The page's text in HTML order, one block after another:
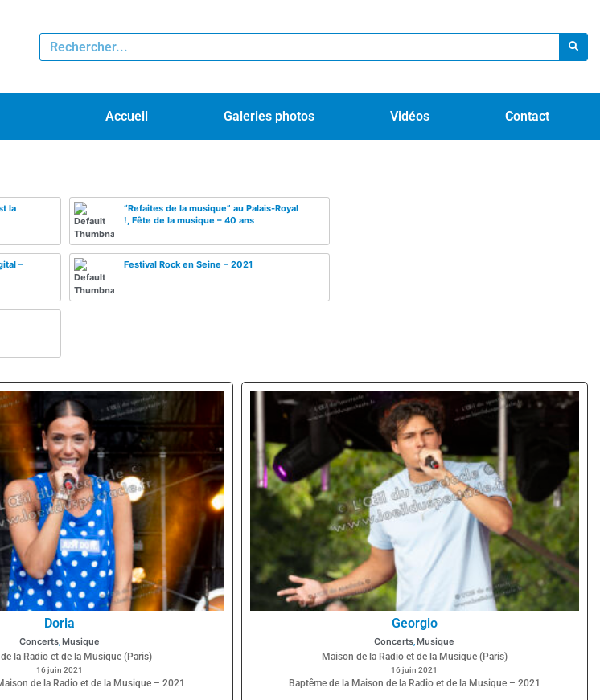
Accueil Galeries photos Vidéos Contact
la
“Refaites de la musique” au Palais-Royal
!, Fête de la musique – 40 ans
–
Festival Rock en Seine – 2021
Doria
Concerts,Musique
la Radio et de la Musique (Paris)
16 juin 2021
de la Radio et de la Musique – 2021
Georgio
Concerts, Musique
Maison de la Radio et de la Musique (Paris)
16 juin 2021
Baptême de la Maison de la Radio et de la Musique – 2021